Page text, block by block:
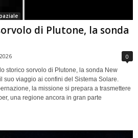
di Plutone, la sonda
0
storico sorvolo di Plutone, la sonda New
suo viaggio ai confini del Sistema Solare.
la missione si prepara a trasmettere
una regione ancora in gran parte